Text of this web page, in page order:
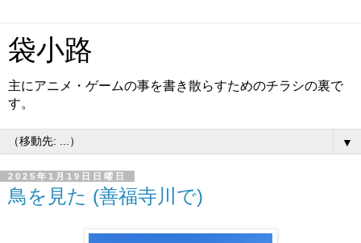
袋小路
主にアニメ・ゲームの事を書き散らすためのチラシの裏で
す。
▼
2025年1月19日日曜日
鳥を見た (善福寺川で)